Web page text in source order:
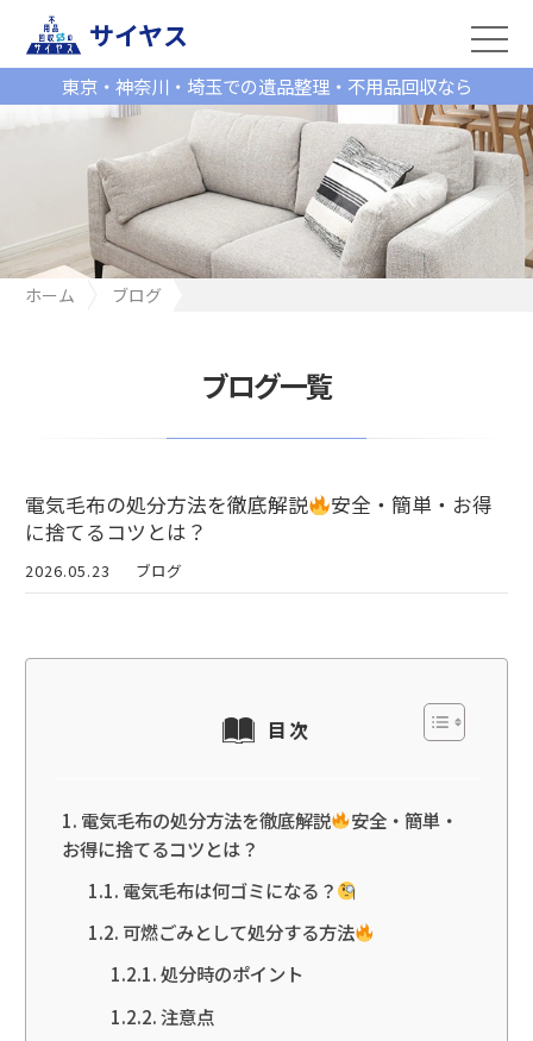
東京・神奈川・埼玉での遺品整理・不用品回収なら
サイヤス
ホーム
ブログ
ブログ一覧
電気毛布の処分方法を徹底解説
安全・簡単・お得
に捨てるコツとは？
2026.05.23 ブログ
目次
電気毛布の処分方法を徹底解説
安全・簡単・
お得に捨てるコツとは？
電気毛布は何ゴミになる？
可燃ごみとして処分する方法
処分時のポイント
注意点